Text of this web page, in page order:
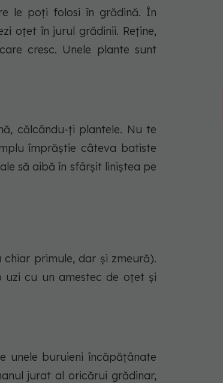
le poți folosi în grădină. În
oțet în jurul grădinii. Reține,
cresc. Unele plante sunt
călcându-ți plantele. Nu te
împrăștie câteva batiste
să aibă în sfârșit liniștea pe
primule, dar și zmeură).
cu un amestec de oțet și
unele buruieni încăpățânate
jurat al oricărui grădinar,